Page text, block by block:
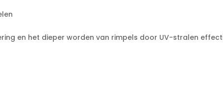
en het dieper worden van rimpels door UV-stralen